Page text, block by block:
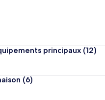
principaux (12)
(6)